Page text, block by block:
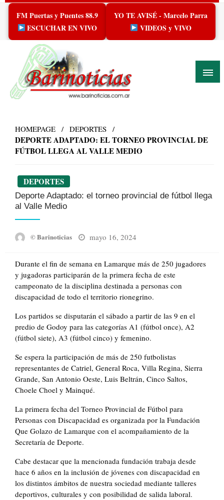
Skip
content
FM Puertas y Puentes 88.9
ESCUCHAR EN VIVO
YO TE AVISÉ - Marcelo Parra
VIDEOS y VIVO
HOMEPAGE DEPORTES
DEPORTE ADAPTADO: EL TORNEO PROVINCIAL DE
FÚTBOL LLEGA AL VALLE MEDIO
DEPORTES
Deporte Adaptado: el torneo provincial de fútbol llega
al Valle Medio
© Barinoticias
Posted
mayo 16, 2024
Durante el fin de semana en Lamarque más de 250 jugadores
y jugadoras participarán de la primera fecha de este
campeonato de la disciplina destinada a personas con
discapacidad de todo el territorio rionegrino.
Los partidos se disputarán el sábado a partir de las 9 en el
predio de Godoy para las categorías A1 (fútbol once), A2
(fútbol siete), A3 (fútbol cinco) y femenino.
Se espera la participación de más de 250 futbolistas
representantes de Catriel, General Roca, Villa Regina, Sierra
Grande, San Antonio Oeste, Luis Beltrán, Cinco Saltos,
Choele Choel y Mainqué.
La primera fecha del Torneo Provincial de Fútbol para
Personas con Discapacidad es organizada por la Fundación
Que Golazo de Lamarque con el acompañamiento de la
Secretaría de Deporte.
Cabe destacar que la mencionada fundación trabaja desde
hace 6 años en la inclusión de jóvenes con discapacidad en
los distintos ámbitos de nuestra sociedad mediante talleres
deportivos, culturales y con posibilidad de salida laboral.